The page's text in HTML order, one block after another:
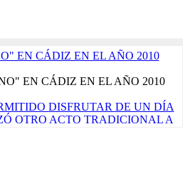
EN CÁDIZ EN EL AÑO 2010
EN CÁDIZ EN EL AÑO 2010
DISFRUTAR DE UN DÍA
OTRO ACTO TRADICIONAL A